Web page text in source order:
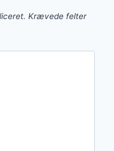
Krævede felter